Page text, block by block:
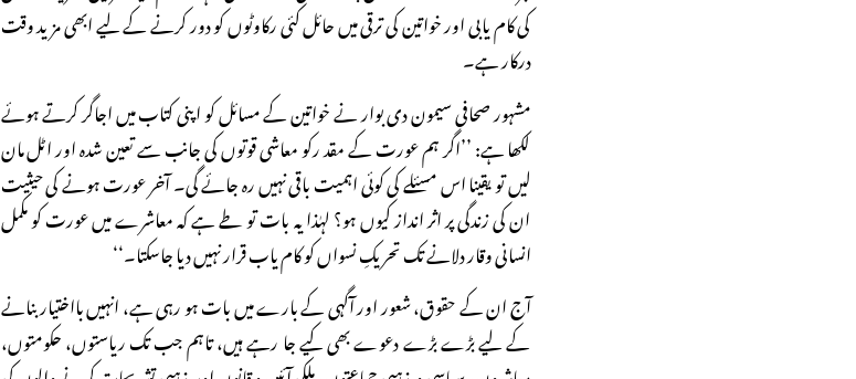
کی کام یابی اور خواتین کی ترقی میں حائل کئی رکاوٹوں کو دور کرنے کے لیے ابھی مزید وقت
درکار ہے۔
مشہور صحافی سیمون دی بوار نے خواتین کے مسائل کو اپنی کتاب میں اجاگر کرتے ہوئے
لکھا ہے: ’’اگر ہم عورت کے مقد رکو معاشی قوتوں کی جانب سے تعین شدہ اور اٹل مان
لیں تو یقینا اس مسئلے کی کوئی اہمیت باقی نہیں رہ جائے گی۔ آخر عورت ہونے کی حیثیت
ان کی زندگی پر اثر انداز کیوں ہو؟ لہٰذا یہ بات تو طے ہے کہ معاشرے میں عورت کو مکمل
انسانی وقار دلانے تک تحریکِ نسواں کو کام یاب قرار نہیں دیا جاسکتا۔‘‘
آج ان کے حقوق، شعور اور آگہی کے بارے میں بات ہو رہی ہے، انہیں بااختیار بنانے
کے لیے بڑے بڑے دعوے بھی کیے جا رہے ہیں، تاہم جب تک ریاستوں، حکومتوں،